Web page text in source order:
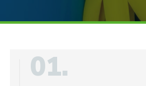
01.